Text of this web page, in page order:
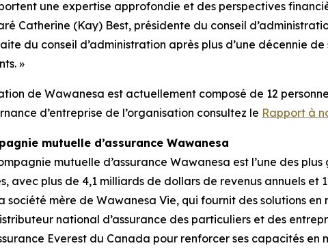
une expertise approfondie et des perspectives
Catherine (Kay) Best, présidente du conseil
du conseil d’administration après plus d’une décennie
»
de Wawanesa est actuellement composé de 12
d’entreprise de l’organisation consultez le Rapport à
mutuelle d’assurance Wawanesa
mutuelle d’assurance Wawanesa est l’une des
avec plus de 4,1 milliards de dollars de revenus annuels
société mère de Wawanesa Vie, qui fournit des solutions
national d’assurance des particuliers et des
Everest du Canada pour renforcer ses capacités